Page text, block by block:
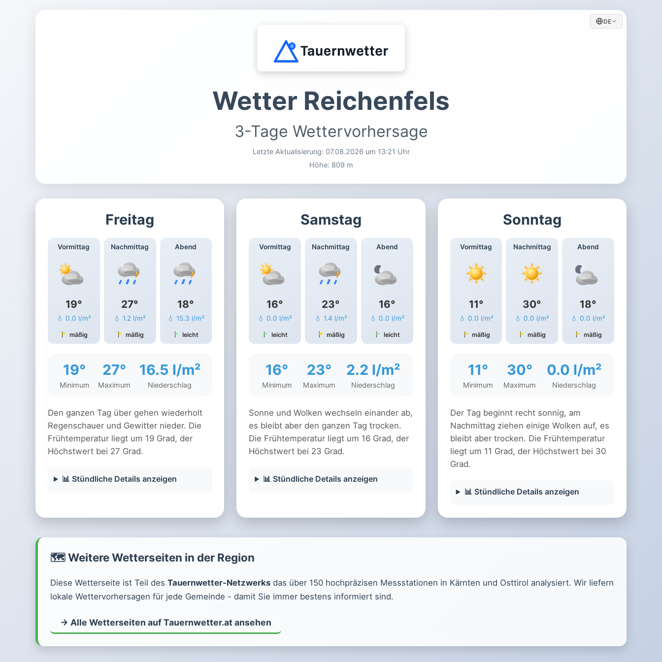
DE
Wetter Reichenfels
3-Tage Wettervorhersage
Letzte Aktualisierung: 07.08.2026 um 13:21 Uhr
Höhe: 809 m
Freitag
Vormittag
19°
💧 0.0 l/m²
mäßig
Nachmittag
27°
💧 1.2 l/m²
mäßig
Abend
18°
💧 15.3 l/m²
leicht
19°
Minimum
27°
Maximum
16.5 l/m²
Niederschlag
Den ganzen Tag über gehen wiederholt
Regenschauer und Gewitter nieder. Die
Frühtemperatur liegt um 19 Grad, der
Höchstwert bei 27 Grad.
📊 Stündliche Details anzeigen
Samstag
Vormittag
16°
💧 0.0 l/m²
leicht
Nachmittag
23°
💧 1.4 l/m²
mäßig
Abend
16°
💧 0.0 l/m²
leicht
16°
Minimum
23°
Maximum
2.2 l/m²
Niederschlag
Sonne und Wolken wechseln einander ab,
es bleibt aber den ganzen Tag trocken.
Die Frühtemperatur liegt um 16 Grad, der
Höchstwert bei 23 Grad.
📊 Stündliche Details anzeigen
Sonntag
Vormittag
11°
💧 0.0 l/m²
mäßig
Nachmittag
30°
💧 0.0 l/m²
mäßig
Abend
18°
💧 0.0 l/m²
mäßig
11°
Minimum
30°
Maximum
0.0 l/m²
Niederschlag
Der Tag beginnt recht sonnig, am
Nachmittag ziehen einige Wolken auf, es
bleibt aber trocken. Die Frühtemperatur
liegt um 11 Grad, der Höchstwert bei 30
Grad.
📊 Stündliche Details anzeigen
🗺️ Weitere Wetterseiten in der Region
Diese Wetterseite ist Teil des Tauernwetter-Netzwerks das über 150 hochpräzisen Messstationen in Kärnten und Osttirol analysiert. Wir liefern
lokale Wettervorhersagen für jede Gemeinde - damit Sie immer bestens informiert sind.
→ Alle Wetterseiten auf Tauernwetter.at ansehen